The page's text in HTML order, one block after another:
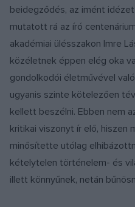
beidegződés, az imént
mutatott rá az író
akadémiai ülésszakon Imre
közéletnek éppen elég oka
gondolkodói életművével
ugyanis szinte kötelezően
kellett beszélni. Ebben nem
kritikai viszonyt ír elő, hiszen
minősítette utólag
kételytelen történelem- és
illett könnyűnek, netán